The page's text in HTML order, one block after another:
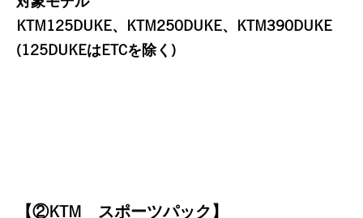
KTM125DUKE、KTM250DUKE、KTM390DUKE
(125DUKEはETCを除く)
【②KTM スポーツパック】